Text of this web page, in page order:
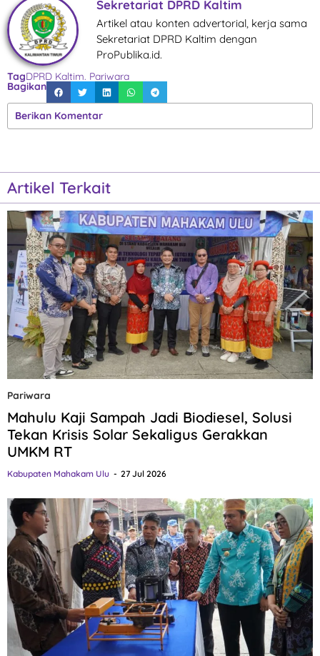
Sekretariat DPRD Kaltim
Artikel atau konten advertorial, kerja sama
Sekretariat DPRD Kaltim dengan
ProPublika.id.
TagDPRD Kaltim. Pariwara
Bagikan
Berikan Komentar
Artikel Terkait
Pariwara
Mahulu Kaji Sampah Jadi Biodiesel, Solusi
Tekan Krisis Solar Sekaligus Gerakkan
UMKM RT
Kabupaten Mahakam Ulu 27 Jul 2026